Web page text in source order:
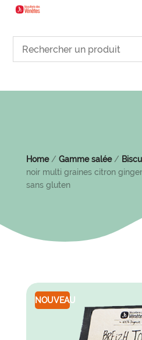
Home/ Gamme salée/
noir multi graines citron
sans gluten
NOUVEAU